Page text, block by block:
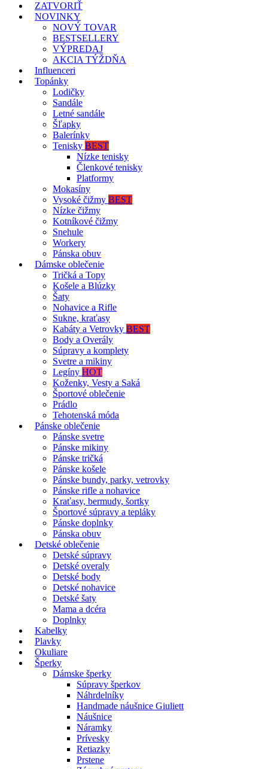
ZATVORIŤ
NOVINKY
NOVÝ TOVAR
BESTSELLERY
VÝPREDAJ
AKCIA TÝŽDŇA
Influenceri
Topánky
Lodičky
Sandále
Letné sandále
Šľapky
Balerínky
Tenisky BEST
Nízke tenisky
Členkové tenisky
Platformy
Mokasíny
Vysoké čižmy BEST
Nízke čižmy
Kotníkové čižmy
Snehule
Workery
Pánska obuv
Dámske oblečenie
Tričká a Topy
Košele a Blúzky
Šaty
Nohavice a Rifle
Sukne, kraťasy
Kabáty a Vetrovky BEST
Body a Overály
Súpravy a komplety
Svetre a mikiny
Legíny HOT
Koženky, Vesty a Saká
Športové oblečenie
Prádlo
Tehotenská móda
Pánske oblečenie
Pánske svetre
Pánske mikiny
Pánske tričká
Pánske košele
Pánske bundy, parky, vetrovky
Pánske rifle a nohavice
Kraťasy, bermudy, šortky
Športové súpravy a tepláky
Pánske doplnky
Pánska obuv
Detské oblečenie
Detské súpravy
Detské overaly
Detské body
Detské nohavice
Detské šaty
Mama a dcéra
Doplnky
Kabelky
Plavky
Okuliare
Šperky
Dámske šperky
Súpravy šperkov
Náhrdelníky
Handmade náušnice Giuliett
Náušnice
Náramky
Prívesky
Retiazky
Prstene